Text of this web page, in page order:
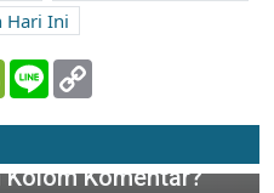
Hari Ini
WeChatLine
Tak Adil, Akun
Protes
Komentar?